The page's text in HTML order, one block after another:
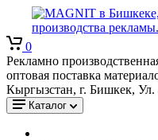
0
Рекламно
оптовая поставка
Кыргызстан, г. Бишкек, Ул.
Каталог